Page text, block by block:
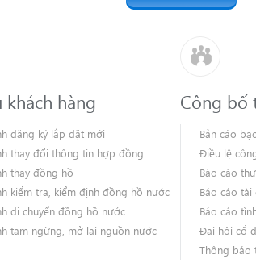
khách hàng
đăng ký lắp đặt mới
thay đổi thông tin hợp đồng
thay đồng hồ
kiểm tra, kiểm định đồng hồ nước
di chuyển đồng hồ nước
tạm ngừng, mở lại nguồn nước
Công bố
Bản cáo
Điều lệ
Báo cáo
Báo cáo tài
Báo cáo
Đại hội cổ
Thông báo